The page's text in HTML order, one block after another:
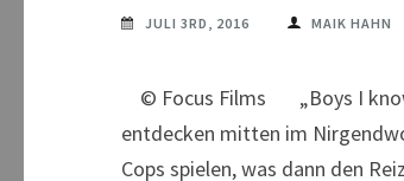
JULI 3RD, 2016 MAIK HAHN
© Focus Films „Boys I know
entdecken mitten im
Cops spielen, was dann den